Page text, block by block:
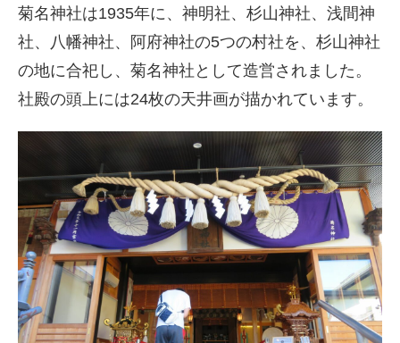
菊名神社は1935年に、神明社、杉山神社、浅間神
社、八幡神社、阿府神社の5つの村社を、杉山神社
の地に合祀し、菊名神社として造営されました。
社殿の頭上には24枚の天井画が描かれています。